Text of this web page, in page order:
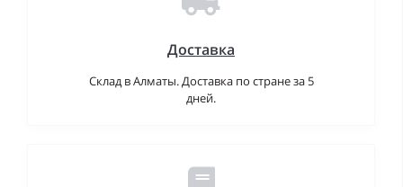
Доставка
Склад в Алматы. Доставка по стране за 5
дней.